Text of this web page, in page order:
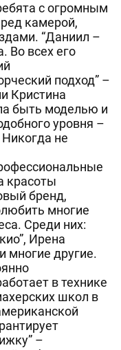
с огромным
камерой,
“Даниил –
Во всех его
подход” –
Кристина
быть моделью и
уровня –
не
красоты
бренд,
многие
Среди них:
Ирена
другие.
в технике
школ в
–